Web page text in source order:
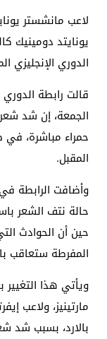
لاعب مانشستر
يونايتد دومينيك
الدوري الإنجليزي الممتاز
قالت رابطة الدوري
الجمعة، إن شد
حمراء مباشرة،
المقبل.
وأضافت الرابطة
حالة نتف الشعر
حين أن الحوادث
المفرطة ستعاقب
ويأتي هذا
مارتينيز، ولاعب
بالارد، بسبب شد